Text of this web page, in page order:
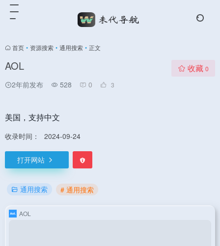
首页 • 资源搜索 • 通用搜索 • 正文
AOL
2年前发布 528 0 3
收藏 0
美国，支持中文
收录时间： 2024-09-24
打开网站
通用搜索 # 通用搜索
AOL